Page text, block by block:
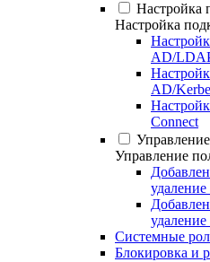
Настройка
Настройка
AD/
AD/
Connect
Управление
удаление
Системные
Блокировка и